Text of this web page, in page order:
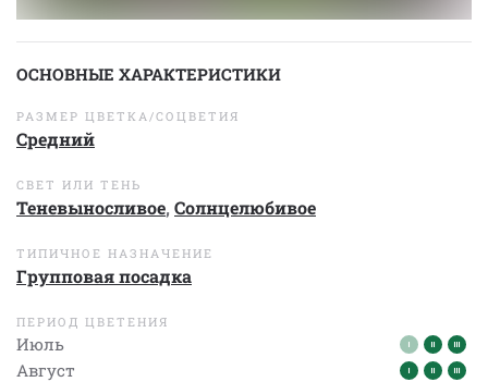
ОСНОВНЫЕ ХАРАКТЕРИСТИКИ
РАЗМЕР ЦВЕТКА/СОЦВЕТИЯ
Средний
СВЕТ ИЛИ ТЕНЬ
Теневыносливое, Солнцелюбивое
ТИПИЧНОЕ НАЗНАЧЕНИЕ
Групповая посадка
ПЕРИОД ЦВЕТЕНИЯ
Июль
Август